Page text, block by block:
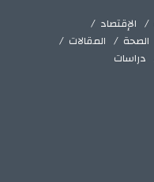
الإقتصاد
الصحة
المقالات
دراسات